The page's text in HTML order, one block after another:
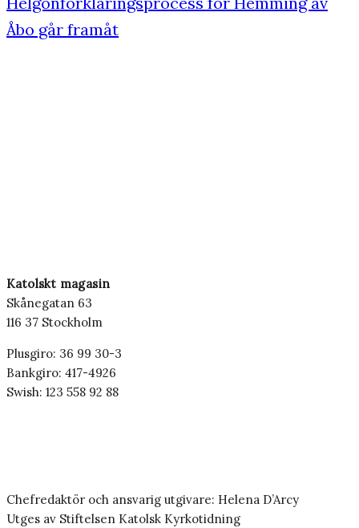
Åbo går framåt
Katolskt magasin
Skånegatan 63
116 37 Stockholm
Plusgiro: 36 99 30-3
Bankgiro: 417-4926
Swish: 123 558 92 88
Chefredaktör och ansvarig utgivare: Helena D’Arcy
Utges av Stiftelsen Katolsk Kyrkotidning